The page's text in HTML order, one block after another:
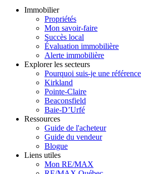
Immobilier
Propriétés
Mon savoir-faire
Succès local
Évaluation immobilière
Alerte immobilière
Explorer les secteurs
Pourquoi suis-je une
Kirkland
Pointe-Claire
Beaconsfield
Baie-D’Urfé
Ressources
Guide de l'acheteur
Guide du vendeur
Blogue
Liens utiles
Mon RE/MAX